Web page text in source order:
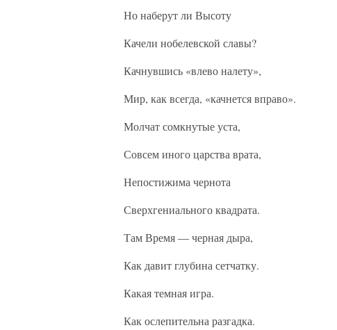
Но наберут ли Высоту
Качели нобелевской славы?
Качнувшись «влево налету»,
Мир, как всегда, «качнется вправо».
Молчат сомкнутые уста,
Совсем иного царства врата,
Непостижима чернота
Сверхгениального квадрата.
Там Время — черная дыра,
Как давит глубина сетчатку.
Какая темная игра.
Как ослепительна разгадка.